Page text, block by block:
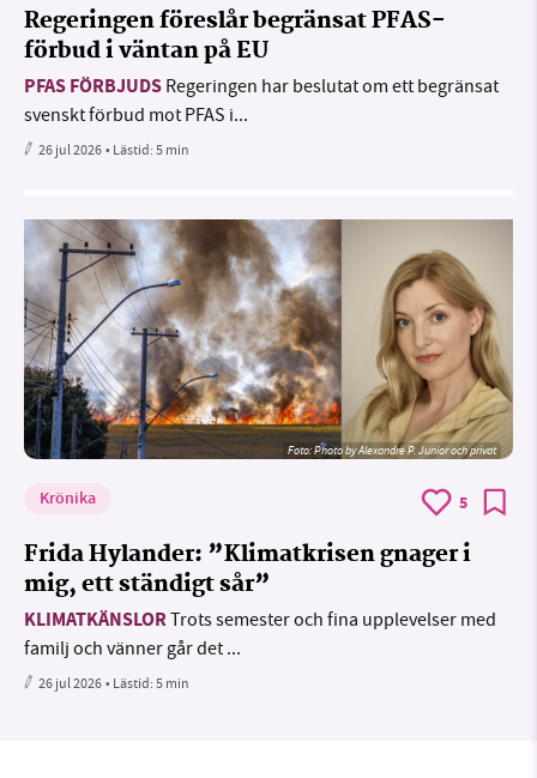
Regeringen föreslår begränsat PFAS-
förbud i väntan på EU
PFAS FÖRBJUDS Regeringen har beslutat om ett begränsat
svenskt förbud mot PFAS i...
26 jul 2026• Lästid:5 min
Foto:Photo by Alexandre P. Junior och privat
Krönika 5
Frida Hylander: ”Klimatkrisen gnager i
mig, ett ständigt sår”
KLIMATKÄNSLORTrots semester och fina upplevelser med
familj och vänner går det ...
26 jul 2026• Lästid:5 min